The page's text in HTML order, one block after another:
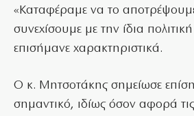
«Καταφέραμε να το
συνεχίσουμε με την ίδια
επισήμανε χαρακτηριστικά.
Ο κ. Μητσοτάκης σημείωσε επίσης
σημαντικό, ιδίως όσον αφορά